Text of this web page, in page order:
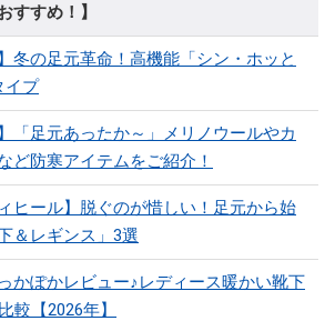
すすめ！】
冬の足元革命！高機能「シン・ホッと
イプ
「足元あったか～」メリノウールやカ
ど防寒アイテムをご紹介！
ヒール】脱ぐのが惜しい！足元から始
＆レギンス」3選
かぽかレビュー♪レディース暖かい靴下
較【2026年】